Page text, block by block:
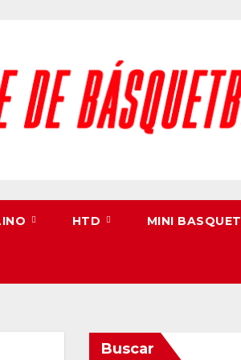
HTD MINI BASQUET
Buscar